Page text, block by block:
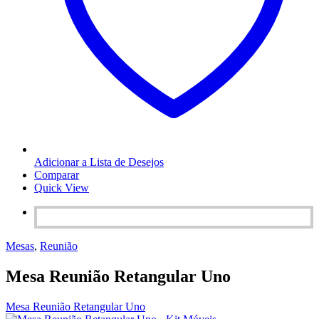
Adicionar a Lista de Desejos
Comparar
Quick View
Mesas, Reunião
Mesa Reunião Retangular Uno
Mesa Reunião Retangular Uno